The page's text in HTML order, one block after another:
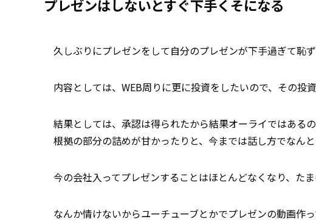
プレゼンはしないとすぐ下手くそになる
久しぶりにプレゼンをして自分のプレゼンが下手過ぎて恥ず
内容としては、WEB周りに更に投資をしたいので、その投
結果としては、承認は得られたから結果オーライではある
根拠の部分の詰めが甘かったりと、今までは話し方でなん
今の会社入ってプレゼンすることはほとんどなくなり、た
なんか情けないからユーチューブとかでプレゼンの動画作